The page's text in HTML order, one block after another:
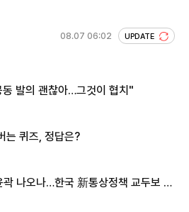
08.07 06:02 UPDATE
발의 괜찮아…그것이 협치"
는 퀴즈, 정답은?
나오나…한국 新통상정책 교두보 활